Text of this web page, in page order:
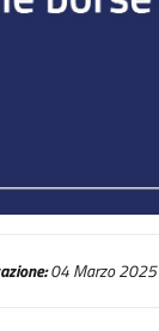
l’evento
04 Marzo 2025